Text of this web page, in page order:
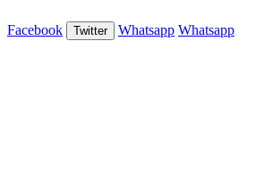
Facebook Twitter Whatsapp Whatsapp